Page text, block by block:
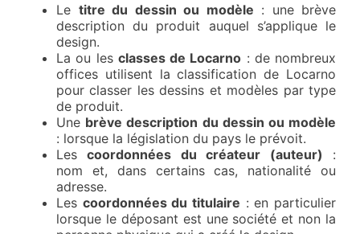
Le titre du dessin ou modèle : une brève
description du produit auquel s’applique le
design.
La ou les classes de Locarno : de nombreux
offices utilisent la classification de Locarno
pour classer les dessins et modèles par type
de produit.
Une brève description du dessin ou modèle
: lorsque la législation du pays le prévoit.
Lescoordonnées du créateur (auteur) :
nom et, dans certains cas, nationalité ou
adresse.
Les coordonnées du titulaire : en particulier
lorsque le déposant est une société et non la